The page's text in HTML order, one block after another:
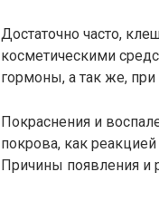
Достаточно часто,
косметическими
гормоны, а так же,
Покраснения и
покрова, как
Причины появления и